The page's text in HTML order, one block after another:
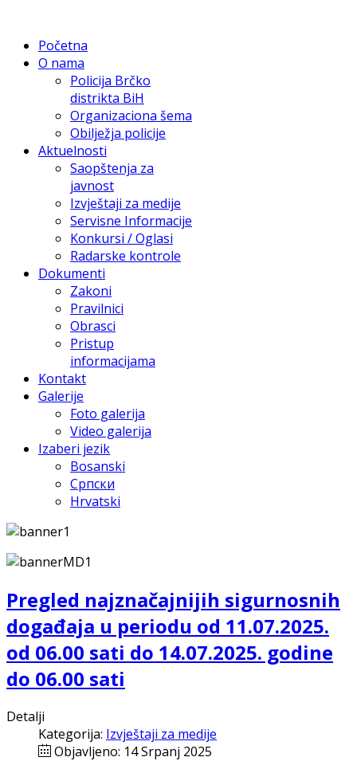
Početna
O nama
Policija Brčko
distrikta BiH
Organizaciona šema
Obilježja policije
Aktuelnosti
Saopštenja za
javnost
Izvještaji za medije
Servisne Informacije
Konkursi / Oglasi
Radarske kontrole
Dokumenti
Zakoni
Pravilnici
Obrasci
Pristup
informacijama
Kontakt
Galerije
Foto galerija
Video galerija
Izaberi jezik
Bosanski
Српски
Hrvatski
Pregled najznačajnijih sigurnosnih
događaja u periodu od 11.07.2025.
od 06.00 sati do 14.07.2025. godine
do 06.00 sati
Detalji
Kategorija: Izvještaji za medije
Objavljeno: 14 Srpanj 2025